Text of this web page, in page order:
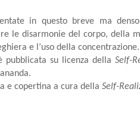
in questo breve ma
le disarmonie del corpo, della
e l’uso della concentrazione.
pubblicata su licenza dellaSelf-
e copertina a cura dellaSelf-